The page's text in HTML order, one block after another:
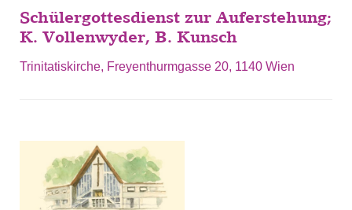
Schülergottesdienst zur Auferstehung;
K. Vollenwyder, B. Kunsch
Trinitatiskirche, Freyenthurmgasse 20, 1140 Wien